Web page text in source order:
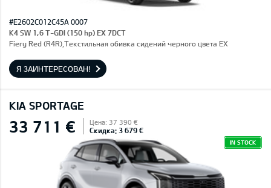
#E2602C012C45A 0007
K4 SW 1,6 T-GDI (150 hp) EX 7DCT
Fiery Red (R4R),Текстильная обивка сидений черного цвета EX
Я ЗАИНТЕРЕСОВАН!
KIA SPORTAGE
33 711 € Цена: 37 390 €
Скидка: 3 679 €
IN STOCK